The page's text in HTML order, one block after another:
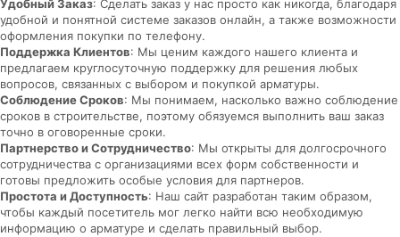
Удобный Заказ: Сделать заказ у нас просто как никогда, благодаря
удобной и понятной системе заказов онлайн, а также возможности
оформления покупки по телефону.
Поддержка Клиентов: Мы ценим каждого нашего клиента и
предлагаем круглосуточную поддержку для решения любых
вопросов, связанных с выбором и покупкой арматуры.
Соблюдение Сроков: Мы понимаем, насколько важно соблюдение
сроков в строительстве, поэтому обязуемся выполнить ваш заказ
точно в оговоренные сроки.
Партнерство и Сотрудничество: Мы открыты для долгосрочного
сотрудничества с организациями всех форм собственности и
готовы предложить особые условия для партнеров.
Простота и Доступность: Наш сайт разработан таким образом,
чтобы каждый посетитель мог легко найти всю необходимую
информацию о арматуре и сделать правильный выбор.